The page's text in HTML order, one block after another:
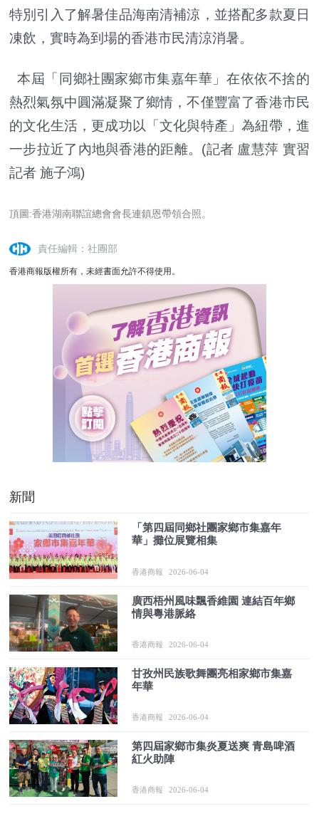
特別引入了解暑佳品海南清補涼，並搭配多款夏日
凍飲，實時為到場的香港市民清涼消暑。
本屆「同鄉社團家鄉市集嘉年華」在依依不捨的
熱烈氣氛中圓滿凝聚了鄉情，不僅豐富了香港市民
的文化生活，更成功以「文化與特產」為紐帶，進
一步拉近了內地與香港的距離。(記者 盧慧萍 實習
記者 施子鴻)
頂圖:香港湖南聯誼總會會長連鎮恩帶領合照。
責任編輯：社團部
香港商報版權所有，未經書面允許不得使用。
新聞
「第四屆同鄉社團家鄉市集嘉年
華」攤位展覽相集
香港商報 2026-06-04
廣西梧州風味飄香維園 連結百年鄉
情與粵港脈絡
香港商報 2026-06-04
甘孜州民族歌舞團亮相家鄉市集嘉
年華
香港商報 2026-06-04
第四屆家鄉市集炎夏送爽 青島啤酒
紅火助陣
香港商報 2026-06-04